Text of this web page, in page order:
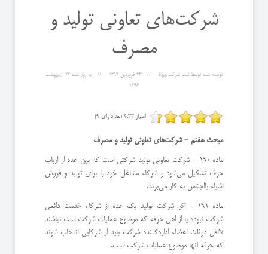
شركت‌های تعاونی تولید و
مصرف
نوشته شده توسط ثبت شرکت ویونا 23 فروردين 1394 به روز شده
24 ارديبهشت
1396
امتیاز 4.33 (تعداد رای 9)
‌مبحث هفتم - ‌شركت‌های تعاونی تولید و مصرف
ماده 190 - شركت تعاونی تولید شركتی است كه بین عده از ارباب
حرف تشكیل می‌شود و شركاء مشاغل خود را برای تولید و فروش
اشیاء یا‌اجناس به كار می‌برند.
ماده 191 - اگر شركت تولید یك عده از شركاء خدمت دائمی
شركت نبوده یا از اهل حرفه كه موضوع عملیات شركت است نباشند
لااقل دو‌ثلث اعضاء اداره‌كننده شركت باید از شركایی انتخاب شوند
كه حرفه آنها موضوع عملیات شركت است.